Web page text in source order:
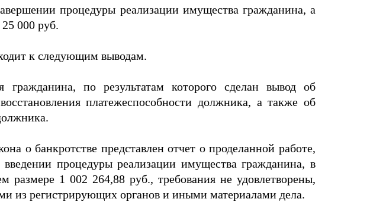
процедуры реализации имущества гражданина, а
000 руб.
к следующим выводам.
по результатам которого сделан вывод об
платежеспособности должника, а также об
о банкротстве представлен отчет о проделанной работе,
процедуры реализации имущества гражданина, в
размере 1 002 264,88 руб., требования не удовлетворены,
из регистрирующих органов и иными материалами дела.